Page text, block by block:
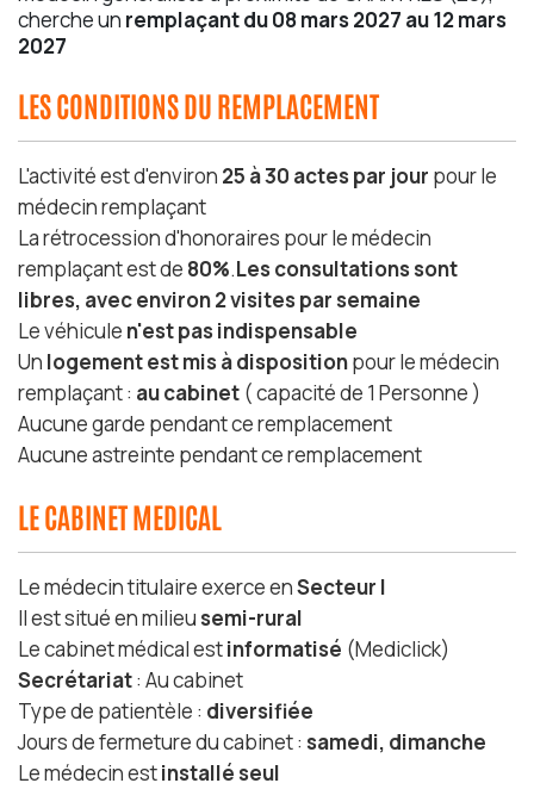
cherche un remplaçant du 08 mars 2027 au 12 mars
2027
LES CONDITIONS DU REMPLACEMENT
L'activité est d'environ 25 à 30 actes par jour pour le
médecin remplaçant
La rétrocession d'honoraires pour le médecin
remplaçant est de 80%.Les consultations sont
libres, avec environ 2 visites par semaine
Le véhicule n'est pas indispensable
Un logement est mis à dispositionpour le médecin
remplaçant : au cabinet ( capacité de 1 Personne )
Aucune garde pendant ce remplacement
Aucune astreinte pendant ce remplacement
LE CABINET MEDICAL
Le médecin titulaire exerce enSecteur I
Il est situé en milieu semi-rural
Le cabinet médical estinformatisé (Mediclick)
Secrétariat: Au cabinet
Type de patientèle : diversifiée
Jours de fermeture du cabinet : samedi, dimanche
Le médecin estinstallé seul